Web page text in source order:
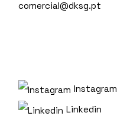
comercial@dksg.pt
Instagram
Linkedin